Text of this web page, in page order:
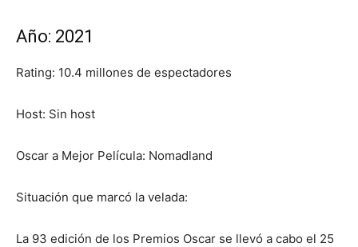
Año: 2021
Rating: 10.4 millones de espectadores
Host: Sin host
Oscar a Mejor Película: Nomadland
Situación que marcó la velada:
La 93 edición de los Premios Oscar se llevó a cabo el 25